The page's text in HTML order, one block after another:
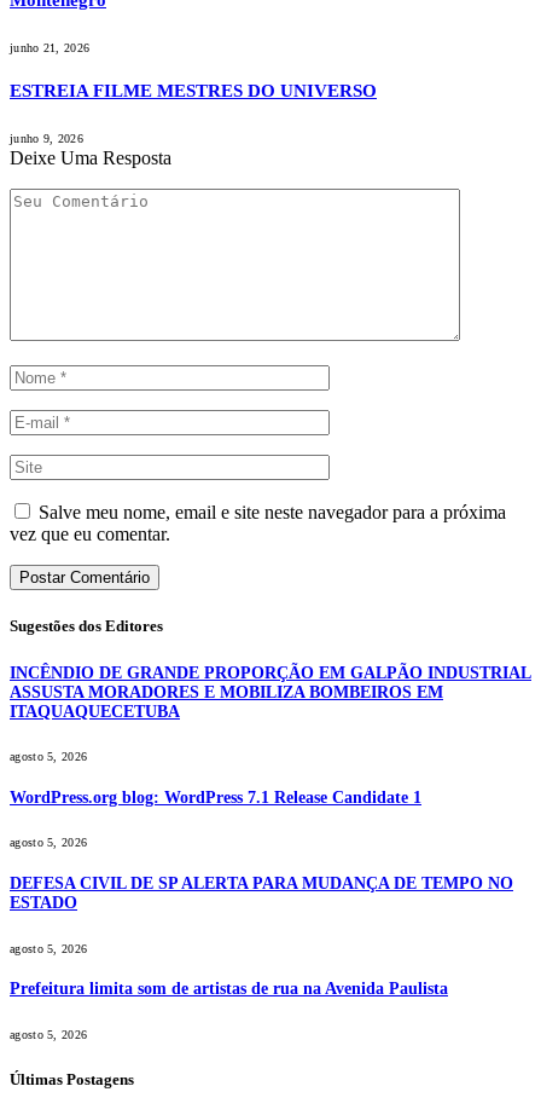
junho 21, 2026
ESTREIA FILME MESTRES DO UNIVERSO
junho 9, 2026
Deixe Uma Resposta
Salve meu nome, email e site neste navegador para a próxima
vez que eu comentar.
Sugestões dos Editores
INCÊNDIO DE GRANDE PROPORÇÃO EM GALPÃO INDUSTRIAL
ASSUSTA MORADORES E MOBILIZA BOMBEIROS EM
ITAQUAQUECETUBA
agosto 5, 2026
WordPress.org blog: WordPress 7.1 Release Candidate 1
agosto 5, 2026
DEFESA CIVIL DE SP ALERTA PARA MUDANÇA DE TEMPO NO
ESTADO
agosto 5, 2026
Prefeitura limita som de artistas de rua na Avenida Paulista
agosto 5, 2026
Últimas Postagens